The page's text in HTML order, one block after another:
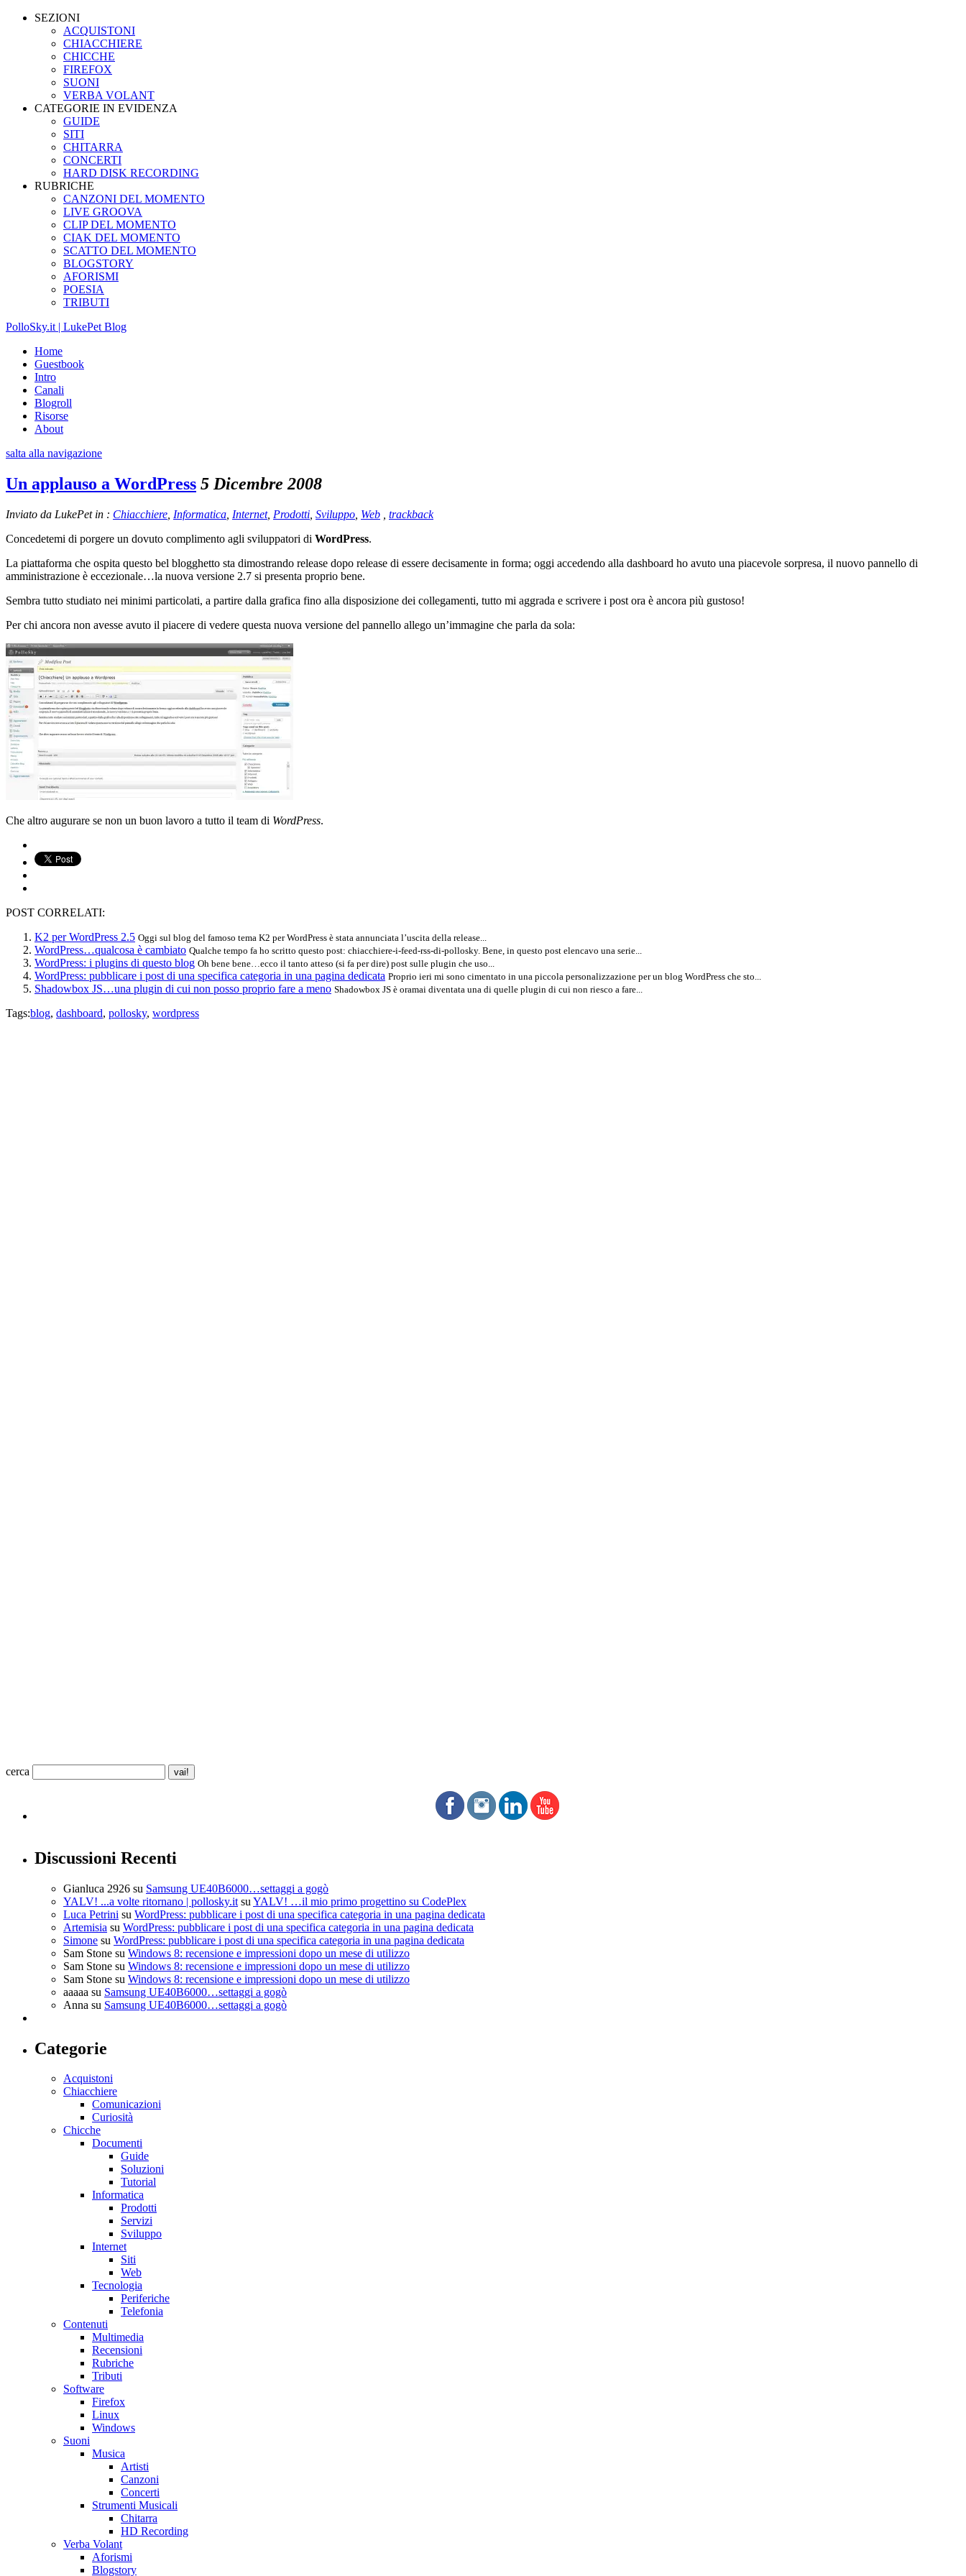
SEZIONI
ACQUISTONI
CHIACCHIERE
CHICCHE
FIREFOX
SUONI
VERBA VOLANT
CATEGORIE IN EVIDENZA
GUIDE
SITI
CHITARRA
CONCERTI
HARD DISK RECORDING
RUBRICHE
CANZONI DEL MOMENTO
LIVE GROOVA
CLIP DEL MOMENTO
CIAK DEL MOMENTO
SCATTO DEL MOMENTO
BLOGSTORY
AFORISMI
POESIA
TRIBUTI
PolloSky.it | LukePet Blog
Home
Guestbook
Intro
Canali
Blogroll
Risorse
About
salta alla navigazione
Un applauso a WordPress 5 Dicembre 2008
Inviato da LukePet in : Chiacchiere Informatica Internet, Prodotti Sviluppo Web
trackback
Concedetemi di porgere un dovuto complimento agli sviluppatori di WordPress.
La piattaforma che ospita questo bel blogghetto sta dimostrando release dopo release di essere decisamente in forma; oggi accedendo alla dashboard ho avuto una piacevole sorpresa, il nuovo pannello di
amministrazione è eccezionale…la nuova versione 2.7 si presenta proprio bene.
Sembra tutto studiato nei minimi particolati, a partire dalla grafica fino alla disposizione dei collegamenti, tutto mi aggrada e scrivere i post ora è ancora più gustoso!
Per chi ancora non avesse avuto il piacere di vedere questa nuova versione del pannello allego un’immagine che parla da sola:
Che altro augurare se non un buon lavoro a tutto il team di WordPress.
POST CORRELATI:
K2 per WordPress 2.5 Oggi sul blog del famoso tema K2 per WordPress è stata annunciata l’uscita della release...
WordPress…qualcosa è cambiato Qualche tempo fa ho scritto questo post: chiacchiere-i-feed-rss-di-pollosky. Bene, in questo post elencavo una serie...
WordPress: i plugins di questo blog Oh bene bene…ecco il tanto atteso (si fa per dire) post sulle plugin che uso...
WordPress: pubblicare i post di una specifica categoria in una pagina dedicata Proprio ieri mi sono cimentato in una piccola personalizzazione per un blog WordPress che sto...
Shadowbox JS…una plugin di cui non posso proprio fare a meno Shadowbox JS è oramai diventata una di quelle plugin di cui non riesco a fare...
Tags:blog, dashboard, pollosky, wordpress
cerca
Discussioni Recenti
Gianluca 2926 su Samsung UE40B6000…settaggi a gogò
YALV! ...a volte ritornano | pollosky.it su YALV! …il mio primo progettino su CodePlex
Luca Petrini su WordPress: pubblicare i post di una specifica categoria in una pagina dedicata
Artemisia su WordPress: pubblicare i post di una specifica categoria in una pagina dedicata
Simone su WordPress: pubblicare i post di una specifica categoria in una pagina dedicata
Sam Stone su Windows 8: recensione e impressioni dopo un mese di utilizzo
Sam Stone su Windows 8: recensione e impressioni dopo un mese di utilizzo
Sam Stone su Windows 8: recensione e impressioni dopo un mese di utilizzo
aaaaa su Samsung UE40B6000…settaggi a gogò
Anna su Samsung UE40B6000…settaggi a gogò
Categorie
Acquistoni
Chiacchiere
Comunicazioni
Curiosità
Chicche
Documenti
Guide
Soluzioni
Tutorial
Informatica
Prodotti
Servizi
Sviluppo
Internet
Siti
Web
Tecnologia
Periferiche
Telefonia
Contenuti
Multimedia
Recensioni
Rubriche
Tributi
Software
Firefox
Linux
Windows
Suoni
Musica
Artisti
Canzoni
Concerti
Strumenti Musicali
Chitarra
HD Recording
Verba Volant
Aforismi
Blogstory